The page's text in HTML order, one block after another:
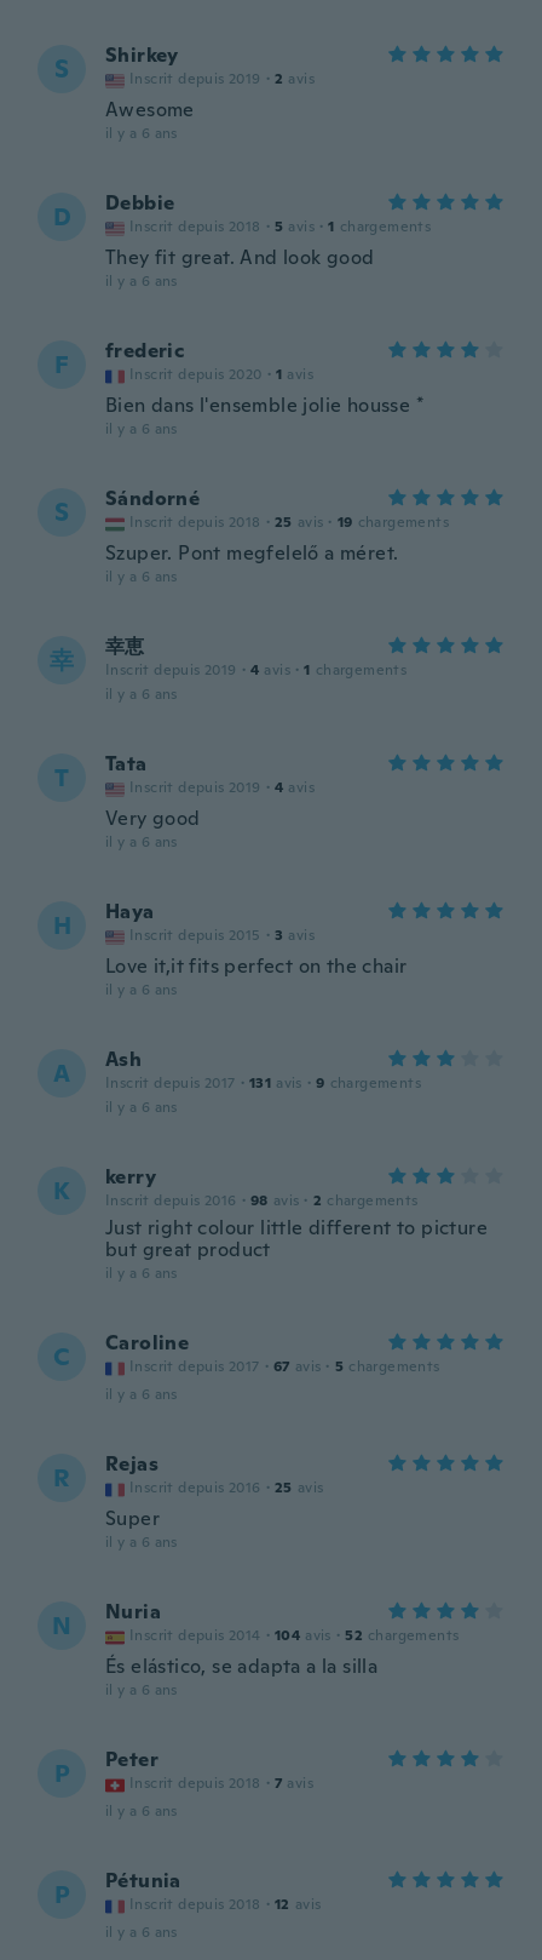
S Shirkey
Inscrit depuis 2019 · 2 avis
Awesome
il y a 6 ans
D Debbie
Inscrit depuis 2018 · 5 avis · 1 chargements
They fit great. And look good
il y a 6 ans
F frederic
Inscrit depuis 2020 · 1 avis
Bien dans l'ensemble jolie housse *
il y a 6 ans
S Sándorné
Inscrit depuis 2018 · 25 avis · 19 chargements
Szuper. Pont megfelelő a méret.
il y a 6 ans
幸 幸恵
Inscrit depuis 2019 · 4 avis · 1 chargements
il y a 6 ans
T Tata
Inscrit depuis 2019 · 4 avis
Very good
il y a 6 ans
H Haya
Inscrit depuis 2015 · 3 avis
Love it,it fits perfect on the chair
il y a 6 ans
A Ash
Inscrit depuis 2017 · 131 avis · 9 chargements
il y a 6 ans
K kerry
Inscrit depuis 2016 · 98 avis · 2 chargements
Just right colour little different to picture
but great product
il y a 6 ans
C Caroline
Inscrit depuis 2017 · 67 avis · 5 chargements
il y a 6 ans
R Rejas
Inscrit depuis 2016 · 25 avis
Super
il y a 6 ans
N Nuria
Inscrit depuis 2014 · 104 avis · 52 chargements
És elástico, se adapta a la silla
il y a 6 ans
P Peter
Inscrit depuis 2018 · 7 avis
il y a 6 ans
P Pétunia
Inscrit depuis 2018 · 12 avis
il y a 6 ans